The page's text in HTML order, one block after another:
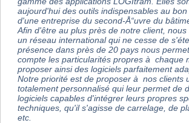
aujourd'hui des outils indispensables au
d'une entreprise du second-Å“uvre du
Afin d'être au plus près de notre client,
un réseau international qui ne cesse de
présence dans près de 20 pays nous
compte les particularités propres à chaque
proposer ainsi des logiciels parfaitement
Notre priorité est de proposer à nos clients
totalement personnalisé qui leur permet de
logiciels capables d'intégrer leurs propres
techniques, qu'il s'agisse de carrelage, de
etc.